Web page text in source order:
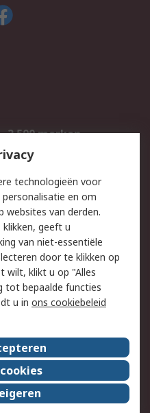
2.500 merken
Inkoopoplossingen
Email veiligheid
Websitevoorwaarden
Over ons
Werken bij RS
technologieën voor
en om
websites van derden.
geeft u
van niet-essentiële
door te klikken op
wilt, klikt u op "Alles
tot bepaalde functies
u in ons cookiebeleid